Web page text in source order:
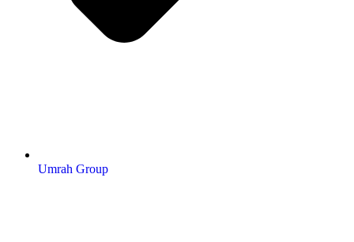
Umrah Group